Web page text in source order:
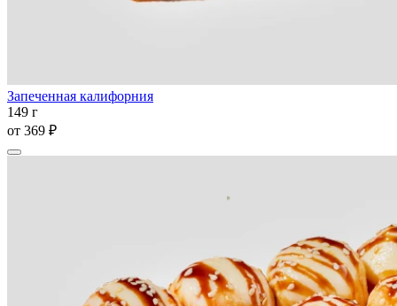
Запеченная калифорния
149 г
от 369 ₽